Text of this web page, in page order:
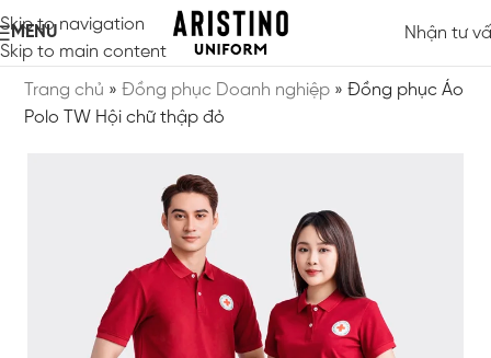
Skip to navigation
Skip to main content
MENU Nhận tư
Trang chủ »Đồng phục Doanh nghiệp »Đồng phục Áo
Polo TW Hội chữ thập đỏ